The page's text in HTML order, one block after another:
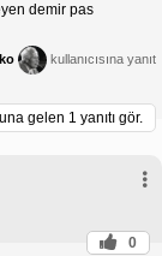
demir pas
kullanıcısına yanıt
gelen 1 yanıtı gör.
0